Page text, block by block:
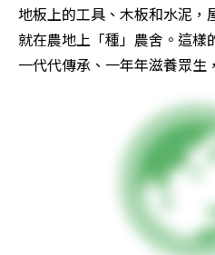
地板上的工具、木板和水泥，
就在農地上「種」農舍。這樣
一代代傳承、一年年滋養眾生